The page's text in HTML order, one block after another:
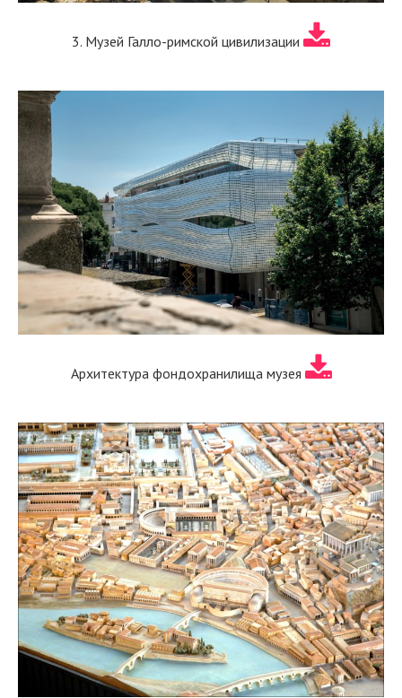
3. Музей Галло-римской цивилизации
Архитектура фондохранилища музея